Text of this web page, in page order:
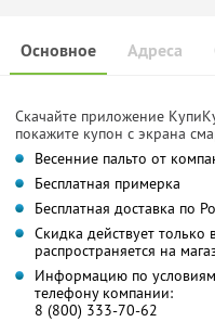
Основное Адреса
Скачайте приложение
покажите купон с экрана
Весенние пальто от
Бесплатная примерка
Бесплатная доставка по
Скидка действует только
распространяется на
Информацию по
телефону компании:
8 (800) 333-70-62